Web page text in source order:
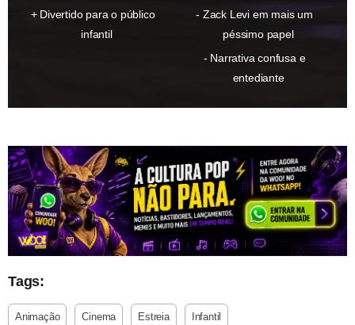
Divertido para o público
infantil
Zack Levi em mais um
péssimo papel
Narrativa confusa e
entediante
Tags:
Animação Cinema Estreia Infantil